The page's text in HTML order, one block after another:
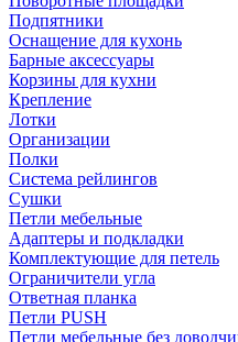
Подпятники
Оснащение для кухонь
Барные аксессуары
Корзины для кухни
Крепление
Лотки
Организации
Полки
Система рейлингов
Сушки
Петли мебельные
Адаптеры и подкладки
Комплектующие для петель
Ограничители угла
Ответная планка
Петли PUSH
Петли мебельные без